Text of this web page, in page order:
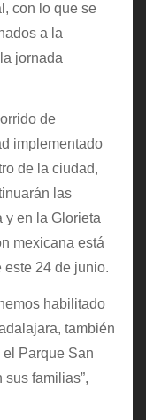
con lo que se
a la
jornada
de
implementado
de la ciudad,
las
y en la Glorieta
mexicana está
este 24 de junio.
habilitado
también
Parque San
familias”,